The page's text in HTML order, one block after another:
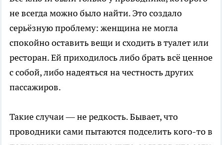
не всегда можно было найти. Это создало
серьёзную проблему: женщина не могла
спокойно оставить вещи и сходить в туалет или
ресторан. Ей приходилось либо брать всё ценное
с собой, либо надеяться на честность других
пассажиров.
Такие случаи — не редкость. Бывает, что
проводники сами пытаются подселить кого-то в